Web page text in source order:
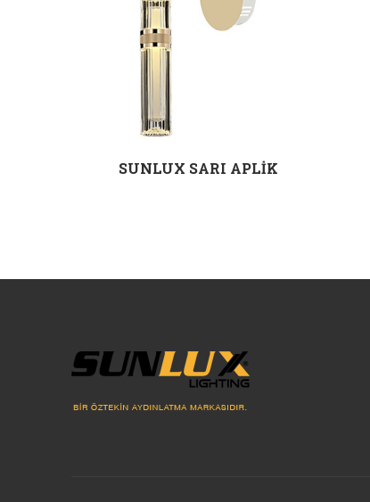
SUNLUX SARI APLİK